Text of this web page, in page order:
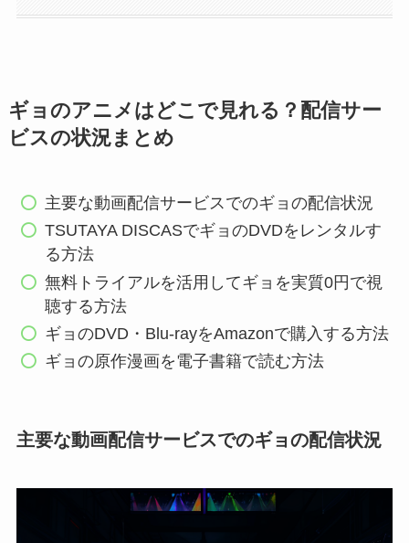
ギョのアニメはどこで見れる？配信サー
ビスの状況まとめ
主要な動画配信サービスでのギョの配信状況
TSUTAYA DISCASでギョのDVDをレンタルす
る方法
無料トライアルを活用してギョを実質0円で視
聴する方法
ギョのDVD・Blu-rayをAmazonで購入する方法
ギョの原作漫画を電子書籍で読む方法
主要な動画配信サービスでのギョの配信状況